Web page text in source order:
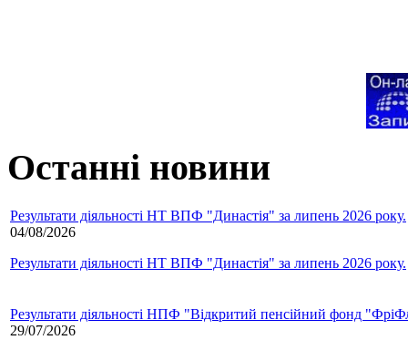
Останні новини
Результати діяльності НТ ВПФ "Династія" за липень 2026 року.
04/08/2026
Результати діяльності НТ ВПФ "Династія" за липень 2026 року.
Результати діяльності НПФ "Відкритий пенсійний фонд
29/07/2026